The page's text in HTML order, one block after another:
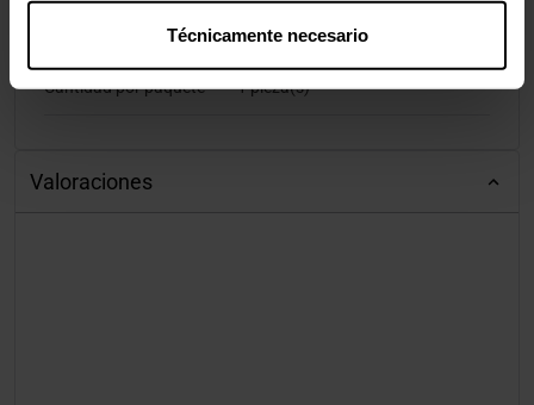
Técnicamente necesario
Contenido del embalaje
Cantidad por paquete 1 pieza(s)
Valoraciones